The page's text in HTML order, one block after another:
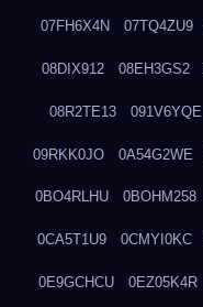
07FH6X4N 07TQ4ZU9
08DIX912 08EH3GS2
08R2TE13 091V6YQE
09RKK0JO 0A54G2WE
0BO4RLHU 0BOHM258
0CA5T1U9 0CMYI0KC
0E9GCHCU 0EZ05K4R